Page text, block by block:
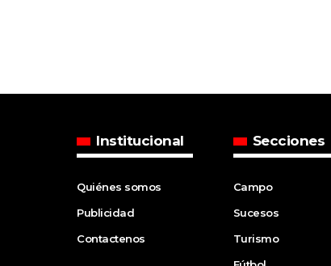
Institucional
Quiénes somos
Publicidad
Contactenos
Secciones
Campo
Sucesos
Turismo